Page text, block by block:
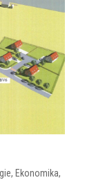
, Ekonomika,